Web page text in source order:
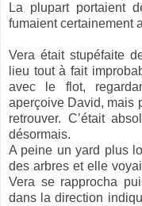
La plupart portaient
fumaient certainement
Vera était stupéfaite
lieu tout à fait
avec le flot,
aperçoive David, mais
retrouver. C’était
désormais.
A peine un yard plus
des arbres et elle
Vera se rapprocha
dans la direction